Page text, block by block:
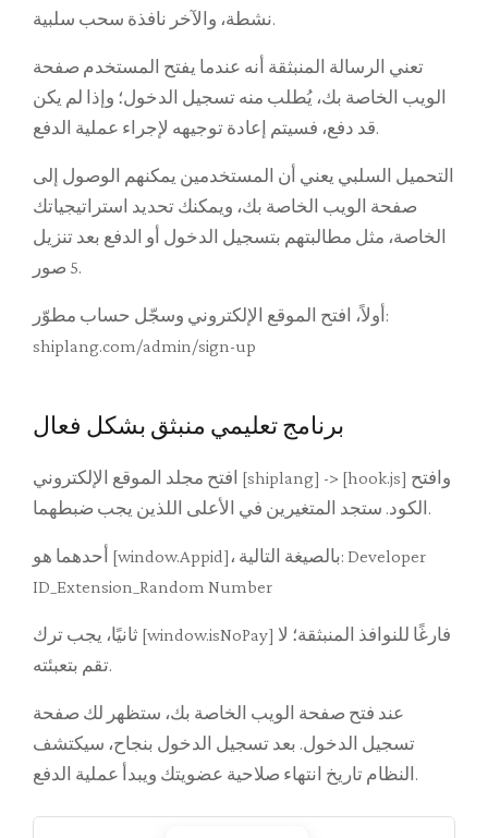
نشطة، والآخر نافذة سحب سلبية.
تعني الرسالة المنبثقة أنه عندما يفتح المستخدم صفحة
الويب الخاصة بك، يُطلب منه تسجيل الدخول؛ وإذا لم يكن
قد دفع، فسيتم إعادة توجيهه لإجراء عملية الدفع.
التحميل السلبي يعني أن المستخدمين يمكنهم الوصول إلى
صفحة الويب الخاصة بك، ويمكنك تحديد استراتيجياتك
الخاصة، مثل مطالبتهم بتسجيل الدخول أو الدفع بعد تنزيل
5 صور.
أولاً، افتح الموقع الإلكتروني وسجّل حساب مطوّر:
shiplang.com/admin/sign-up
برنامج تعليمي منبثق بشكل فعال
افتح مجلد الموقع الإلكتروني [shiplang] -> [hook.js] وافتح
الكود. ستجد المتغيرين في الأعلى اللذين يجب ضبطهما.
أحدهما هو [window.Appid]، بالصيغة التالية: Developer
ID_Extension_Random Number
ثانيًا، يجب ترك [window.isNoPay] فارغًا للنوافذ المنبثقة؛ لا
تقم بتعبئته.
عند فتح صفحة الويب الخاصة بك، ستظهر لك صفحة
تسجيل الدخول. بعد تسجيل الدخول بنجاح، سيكتشف
النظام تاريخ انتهاء صلاحية عضويتك ويبدأ عملية الدفع.